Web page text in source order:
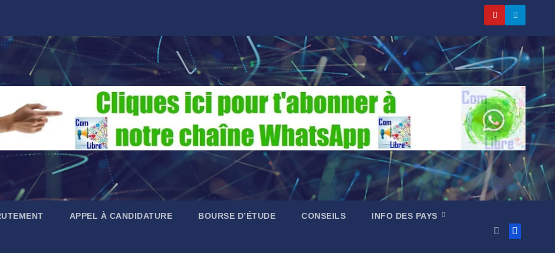
APPEL À CANDIDATURE BOURSE D’ÉTUDE CONSEILS INFO DES PAYS